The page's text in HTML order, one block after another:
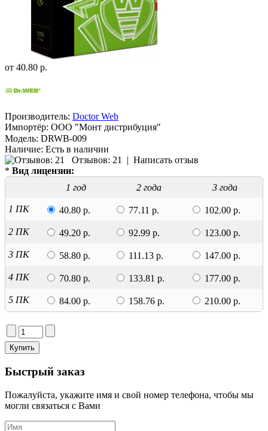
от 40.80 р.
Производитель: Doctor Web
Импортёр: ООО "Монт дистрибуция"
Модель: DRWB-009
Наличие: Есть в наличии
Отзывов: 21 | Написать отзыв
* Вид лицензии:
1 год
2 года 3 года
1 ПК 40.80 р. 77.11 р. 102.00 р.
2 ПК 49.20 р. 92.99 р. 123.00 р.
3 ПК 58.80 р. 111.13 р. 147.00 р.
4 ПК 70.80 р. 133.81 р. 177.00 р.
5 ПК 84.00 р. 158.76 р. 210.00 р.
Быстрый заказ
Пожалуйста, укажите имя и свой номер телефона, чтобы мы
могли связаться с Вами